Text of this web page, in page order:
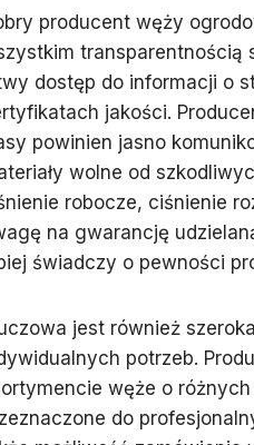
producent węży
transparentnością
dostęp do informacji o
jakości.
powinien jasno
wolne od
robocze, ciśnienie
na gwarancję
świadczy o pewności
jest również
potrzeb.
węże o
do